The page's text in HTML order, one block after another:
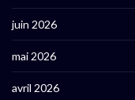
juin 2026
mai 2026
avril 2026